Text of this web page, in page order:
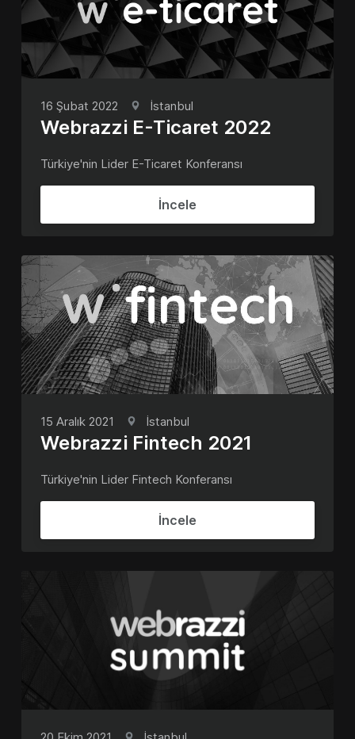
16 Şubat 2022 İstanbul
Webrazzi E-Ticaret 2022
Türkiye'nin Lider E-Ticaret Konferansı
İncele
15 Aralık 2021 İstanbul
Webrazzi Fintech 2021
Türkiye'nin Lider Fintech Konferansı
İncele